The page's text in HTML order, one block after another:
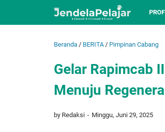
Beranda / BERITA / Pimpinan Cabang
Gelar Rapimcab
Menuju
by Redaksi Minggu, Juni 29, 2025